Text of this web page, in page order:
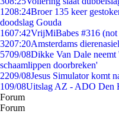
1208:24Broer 135 keer
doodslag Gouda
1607:42VrijMiBabes #316
3207:20Amsterdams
5709/08Dikke Van Dale
schaamlippen doorbreken'
2209/08Jesus Simulator komt
109/08Uitslag AZ - ADO Den
Forum
Forum